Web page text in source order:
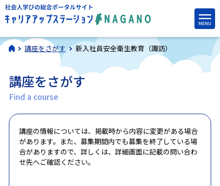
講座をさがす 新入社員安全衛生教育（諏訪）
講座をさがす
Find a course
講座の情報については、掲載時から内容に変更がある場合
があります。また、募集期間内でも募集を終了している場
合がありますので、詳しくは、詳細画面に記載の問い合わ
せ先へご確認ください。